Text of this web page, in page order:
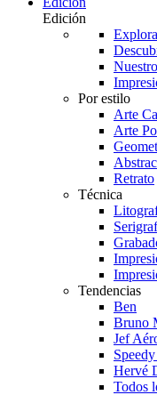
Edición
Por estilo
Arte
Arte
Retrato
Técnica
Tendencias
Ben
Bruno
Jef
Hervé
Todos